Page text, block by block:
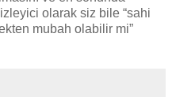
olarak siz bile “sahi
mubah olabilir mi”